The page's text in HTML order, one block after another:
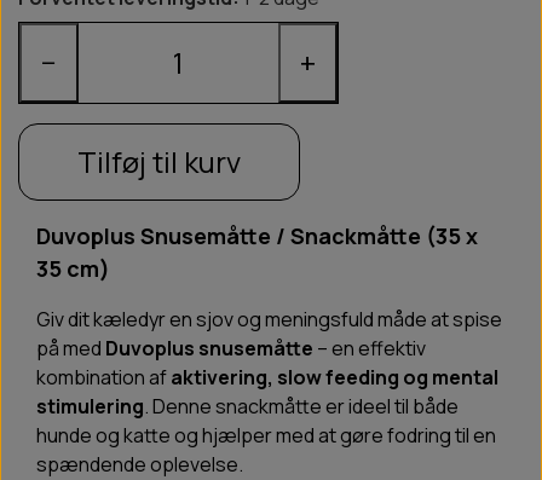
− +
Tilføj til kurv
Duvoplus Snusemåtte / Snackmåtte (35 x
35 cm)
Giv dit kæledyr en sjov og meningsfuld måde at spise
på med Duvoplus snusemåtte – en effektiv
kombination afaktivering, slow feeding og mental
stimulering. Denne snackmåtte er ideel til både
hunde og katte og hjælper med at gøre fodring til en
spændende oplevelse.